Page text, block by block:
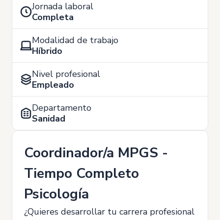
Jornada laboral
Completa
Modalidad de trabajo
Híbrido
Nivel profesional
Empleado
Departamento
Sanidad
Coordinador/a MPGS -
Tiempo Completo
Psicología
¿Quieres desarrollar tu carrera profesional